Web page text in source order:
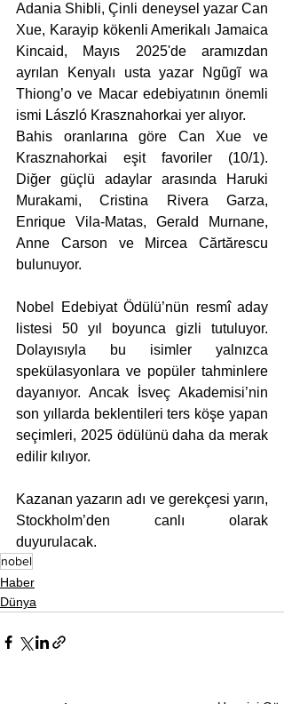
Adania Shibli, Çinli deneysel yazar Can
Xue, Karayip kökenli Amerikalı Jamaica
Kincaid, Mayıs 2025'de aramızdan
ayrılan Kenyalı usta yazar Ngũgĩ wa
Thiong’o ve Macar edebiyatının önemli
ismi László Krasznahorkai yer alıyor.
Bahis oranlarına göre Can Xue ve
Krasznahorkai eşit favoriler (10/1).
Diğer güçlü adaylar arasında Haruki
Murakami, Cristina Rivera Garza,
Enrique Vila-Matas, Gerald Murnane,
Anne Carson ve Mircea Cărtărescu
bulunuyor.
Nobel Edebiyat Ödülü’nün resmî aday
listesi 50 yıl boyunca gizli tutuluyor.
Dolayısıyla bu isimler yalnızca
spekülasyonlara ve popüler tahminlere
dayanıyor. Ancak İsveç Akademisi’nin
son yıllarda beklentileri ters köşe yapan
seçimleri, 2025 ödülünü daha da merak
edilir kılıyor.
Kazanan yazarın adı ve gerekçesi yarın,
Stockholm’den canlı olarak
duyurulacak.
nobel
Haber
Dünya